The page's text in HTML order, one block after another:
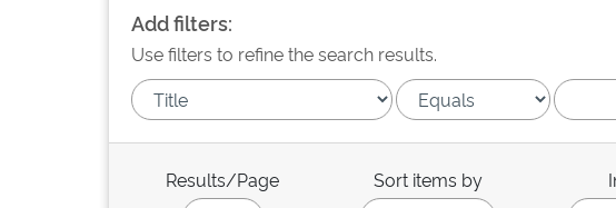
Add filters:
Use filters to refine the search results.
Results/Page Sort items by